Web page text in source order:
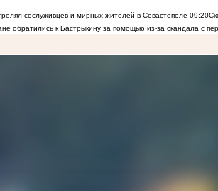
сослуживцев и мирных жителей в Севастополе 09:20
обратились к Бастрыкину за помощью из-за скандала с